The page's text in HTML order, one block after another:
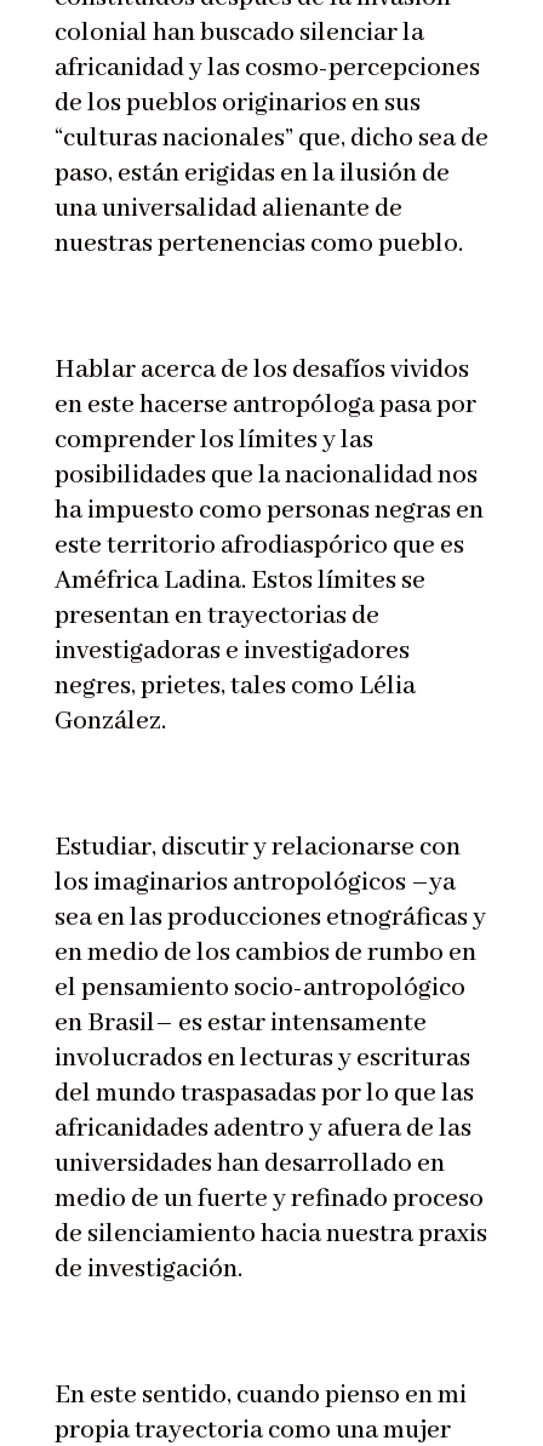
colonial han buscado silenciar la
africanidad y las cosmo-percepciones
de los pueblos originarios en sus
“culturas nacionales” que, dicho sea de
paso, están erigidas en la ilusión de
una universalidad alienante de
nuestras pertenencias como pueblo.
Hablar acerca de los desafíos vividos
en este hacerse antropóloga pasa por
comprender los límites y las
posibilidades que la nacionalidad nos
ha impuesto como personas negras en
este territorio afrodiaspórico que es
Améfrica Ladina. Estos límites se
presentan en trayectorias de
investigadoras e investigadores
negres, prietes, tales como Lélia
González.
Estudiar, discutir y relacionarse con
los imaginarios antropológicos –ya
sea en las producciones etnográficas y
en medio de los cambios de rumbo en
el pensamiento socio-antropológico
en Brasil– es estar intensamente
involucrados en lecturas y escrituras
del mundo traspasadas por lo que las
africanidades adentro y afuera de las
universidades han desarrollado en
medio de un fuerte y refinado proceso
de silenciamiento hacia nuestra praxis
de investigación.
En este sentido, cuando pienso en mi
propia trayectoria como una mujer